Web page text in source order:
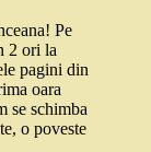
Pe
2 ori la
pagini din
oara
se schimba
o poveste